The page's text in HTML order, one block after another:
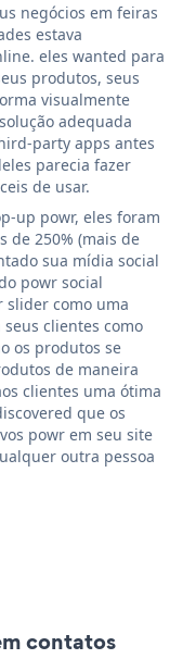
negócios em feiras
estava
eles wanted para
produtos, seus
visualmente
adequada
party apps antes
parecia fazer
de usar.
up powr, eles foram
de 250% (mais de
sua mídia social
powr social
slider como uma
clientes como
os produtos se
de maneira
clientes uma ótima
que os
powr em seu site
outra pessoa
contatos